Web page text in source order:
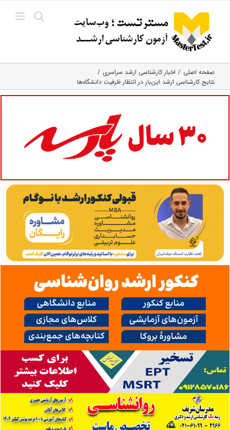
content
صفحه اصلی
اخبار کارشناسی ارشد سراسری
نتایج کارشناسی ارشد این‌بار در انتظار ظرفیت دانشگاه‌ها